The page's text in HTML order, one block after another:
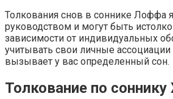
Толкования снов в соннике Лоффа
руководством и могут быть
зависимости от индивидуальных
учитывать свои личные
вызывает у вас определенный сон.
Толкование по соннику